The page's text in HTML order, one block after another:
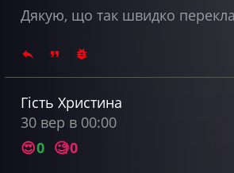
Дякую, що так швидко
Гість Христина
30 вер в 00:00
😍0 🧐0